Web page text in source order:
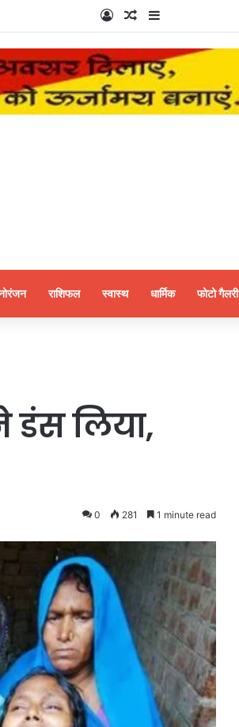
Log InRandom Article
Sidebar
राशिफल स्वास्थ धार्मिक फोटो गैलरी
डंस लिया,
0 281 1 minute read